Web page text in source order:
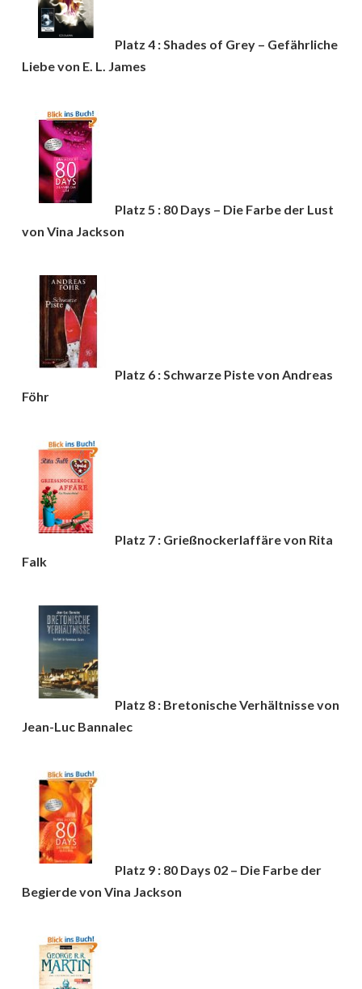
Platz 4 : Shades of Grey – Gefährliche
Liebe von E. L. James
Platz 5 : 80 Days – Die Farbe der Lust
von Vina Jackson
Platz 6 : Schwarze Piste von Andreas
Föhr
Platz 7 : Grießnockerlaffäre von Rita
Falk
Platz 8 : Bretonische Verhältnisse von
Jean-Luc Bannalec
Platz 9 : 80 Days 02 – Die Farbe der
Begierde von Vina Jackson